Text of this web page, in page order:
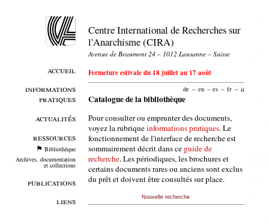
accueil
informations
pratiques
actualités
ressources
Bibliothèque
Archives, documentation
et collections
publications
liens
Centre International de Recherches sur
l'Anarchisme (CIRA)
Avenue de Beaumont 24 – 1012 Lausanne – Suisse
Fermeture estivale du 18 juillet au 17 août
de – en – es – fr – it
Catalogue de la bibliothèque
Pour consulter ou emprunter des documents,
voyez la rubriqueinformations pratiques. Le
fonctionnement de l'interface de recherche est
sommairement décrit dans ce guide de
recherche. Les périodiques, les brochures et
certains documents rares ou anciens sont exclus
du prêt et doivent être consultés sur place.
Nouvelle recherche